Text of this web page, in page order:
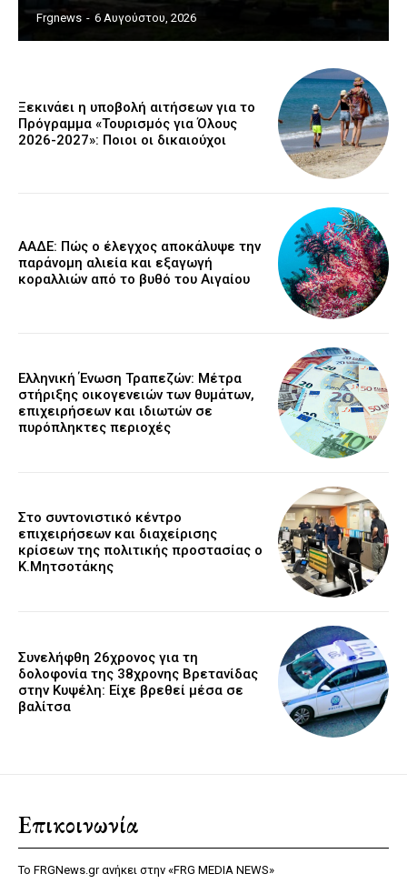
Frgnews - 6 Αυγούστου, 2026
Ξεκινάει η υποβολή αιτήσεων για το
Πρόγραμμα «Τουρισμός για Όλους
2026-2027»: Ποιοι οι δικαιούχοι
ΑΑΔΕ: Πώς ο έλεγχος αποκάλυψε την
παράνομη αλιεία και εξαγωγή
κοραλλιών από το βυθό του Αιγαίου
Ελληνική Ένωση Τραπεζών: Μέτρα
στήριξης οικογενειών των θυμάτων,
επιχειρήσεων και ιδιωτών σε
πυρόπληκτες περιοχές
Στο συντονιστικό κέντρο
επιχειρήσεων και διαχείρισης
κρίσεων της πολιτικής προστασίας ο
Κ.Μητσοτάκης
Συνελήφθη 26χρονος για τη
δολοφονία της 38χρονης Βρετανίδας
στην Κυψέλη: Είχε βρεθεί μέσα σε
βαλίτσα
Επικοινωνία
Το FRGNews.gr ανήκει στην «FRG MEDIA NEWS»